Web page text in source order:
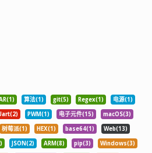
算法(1) git(5) Regex(1)
电源(1)
PWM(1) 电子元件(15)
macOS(3)
树莓派(1) HEX(1) base64(1)
Web(13)
JSON(2) ARM(8) pip(3)
Windows(3)